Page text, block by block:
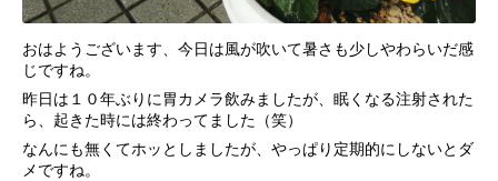
おはようございます、今日は風が吹いて暑さも少しやわらいだ感
じですね。
昨日は１０年ぶりに胃カメラ飲みましたが、眠くなる注射された
ら、起きた時には終わってました（笑）
なんにも無くてホッとしましたが、やっぱり定期的にしないとダ
メですね。